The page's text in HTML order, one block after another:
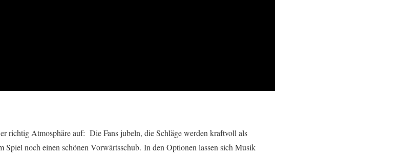
richtig Atmosphäre auf: Die Fans jubeln, die Schläge werden kraftvoll als
noch einen schönen Vorwärtsschub. In den Optionen lassen sich Musik